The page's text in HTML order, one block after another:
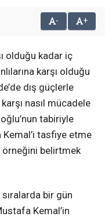
- +
olduğu kadar iç
karşı olduğu
dış güçlerle
nasıl mücadele
tabiriyle
Kemal’i tasfiye etme
örneğini belirtmek
bir gün
Kemal’in